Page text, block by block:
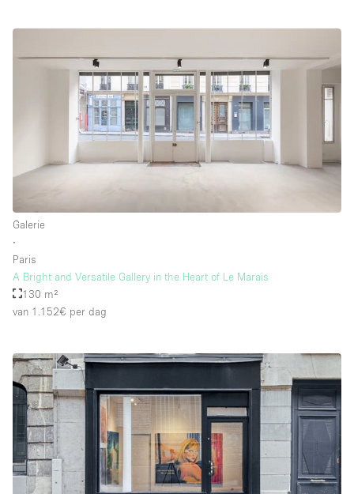
Galerie
∙
Paris
A Bright and Versatile Gallery in the Heart of Le Marais
130 m²
van 1.152€ per dag